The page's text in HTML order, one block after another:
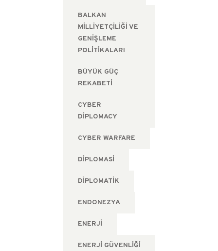
BALKAN
MILLIYETÇILIĞI VE
GENIŞLEME
POLITIKALARI
BÜYÜK GÜÇ
REKABETI
CYBER
DIPLOMACY
CYBER WARFARE
DIPLOMASI
DIPLOMATIK
ENDONEZYA
ENERJI
ENERJI GÜVENLIĞI